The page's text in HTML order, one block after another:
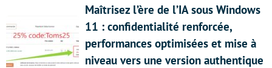
Maîtrisez l’ère de l’IA sous Windows
11 : confidentialité renforcée,
performances optimisées et mise à
niveau vers une version authentique